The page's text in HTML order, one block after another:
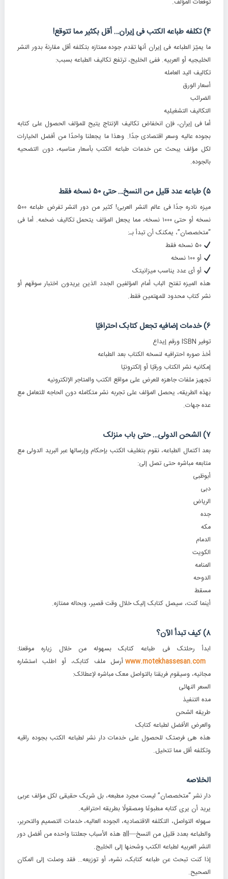
توقعات المؤلف.
۴) تکلفه طباعه الکتب فی إیران… أقل بکثیر مما تتوقع!
ما یمیّز الطباعه فی إیران أنها تقدم جوده ممتازه بتکلفه أقل مقارنهً بدور النشر
الخلیجیه أو العربیه. ففی الخلیج، ترتفع تکالیف الطباعه بسبب:
تکالیف الید العامله
أسعار الورق
الضرائب
التکالیف التشغیلیه
أما فی إیران، فإن انخفاض تکالیف الإنتاج یتیح للمؤلف الحصول على کتابه
بجوده عالیه وسعر اقتصادی جدًا. وهذا ما یجعلنا واحدًا من أفضل الخیارات
لکل مؤلف یبحث عن خدمات طباعه الکتب بأسعار مناسبه، دون التضحیه
بالجوده.
۵) طباعه عدد قلیل من النسخ… حتى ۵۰ نسخه فقط
میزه نادره جدًا فی عالم النشر العربی! کثیر من دور النشر تفرض طباعه ۵۰۰
نسخه أو حتى ۱۰۰۰ نسخه، مما یجعل المؤلف یتحمل تکالیف ضخمه. أما فی
“متخصصان”، یمکنک أن تبدأ بـ:
۵۰ نسخه فقط
أو ۱۰۰ نسخه
أو أی عدد یناسب میزانیتک
هذه المیزه تفتح الباب أمام المؤلفین الجدد الذین یریدون اختبار سوقهم أو
نشر کتاب محدود للمهتمین فقط.
۶) خدمات إضافیه تجعل کتابک احترافیًا
توفیر ISBN ورقم إیداع
أخذ صوره احترافیه لنسخه الکتاب بعد الطباعه
إمکانیه نشر الکتاب ورقیًا أو إلکترونیًا
تجهیز ملفات جاهزه للعرض على مواقع الکتب والمتاجر الإلکترونیه
بهذه الطریقه، یحصل المؤلف على تجربه نشر متکامله دون الحاجه للتعامل مع
عده جهات.
۷) الشحن الدولی… حتى باب منزلک
بعد اکتمال الطباعه، نقوم بتغلیف الکتب بإحکام وإرسالها عبر البرید الدولی مع
متابعه مباشره حتى تصل إلى:
أبوظبی
دبی
الریاض
جده
مکه
الدمام
الکویت
المنامه
الدوحه
مسقط
أینما کنت، سیصل کتابک إلیک خلال وقت قصیر، وبحاله ممتازه.
۸) کیف تبدأ الآن؟
ابدأ رحلتک فی طباعه کتابک بسهوله من خلال زیاره موقعنا:
أرسل ملف کتابک، أو اطلب استشاره
مجانیه، وسیقوم فریقنا بالتواصل معک مباشره لإعطائک:
السعر النهائی
مده التنفیذ
طریقه الشحن
والعرض الأفضل لطباعه کتابک
هذه هی فرصتک للحصول على خدمات دار نشر لطباعه الکتب بجوده راقیه
وتکلفه أقل مما تتخیل.
الخلاصه
دار نشر “متخصصان” لیست مجرد مطبعه، بل شریک حقیقی لکل مؤلف عربی
یرید أن یرى کتابه مطبوعًا ومصقولًا بطریقه احترافیه.
سهوله التواصل، التکلفه الاقتصادیه، الجوده العالیه، خدمات التصمیم والتحریر،
والطباعه بعدد قلیل من النسخ—all هذه الأسباب جعلتنا واحده من أفضل دور
النشر العربیه لطباعه الکتب وشحنها إلى الخلیج.
إذا کنت تبحث عن طباعه کتابک، نشره، أو توزیعه… فقد وصلت إلى المکان
الصحیح.